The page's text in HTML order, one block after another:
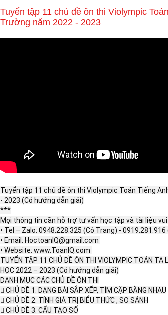
Tuyển tập 11 chủ đề ôn thi Violympic
Trường năm 2022 - 2023
Tuyển tập 11 chủ đề ôn thi Violympic Toán Tiếng
- 2023 (Có hướng dẫn giải)
***
Mọi thông tin cần hỗ trợ tư vấn học tập và tài liệu vui
• Tel – Zalo: 0948.228.325 (Cô Trang) -
• Email: HoctoanIQ@gmail.com
• Website: www.ToanIQ.com
TUYỂN TẬP 11 CHỦ ĐỀ ÔN THI VIOLYMPIC TOÁN TA
HỌC 2022 – 2023 (Có hướng dẫn giải)
DANH MỤC CÁC CHỦ ĐỀ ÔN THI
 CHỦ ĐỀ 1: DẠNG BÀI SẮP XẾP, TÌM CẶP BẰNG NHAU
 CHỦ ĐỀ 2: TÍNH GIÁ TRỊ BIỂU THỨC , SO SÁNH
 CHỦ ĐỀ 3: CẤU TẠO SỐ